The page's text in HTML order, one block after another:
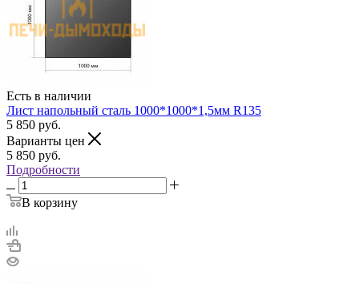
Есть в наличии
Лист напольный сталь 1000*1000*1,5мм R135
5 850 руб.
Варианты цен
5 850 руб.
Подробности
В корзину